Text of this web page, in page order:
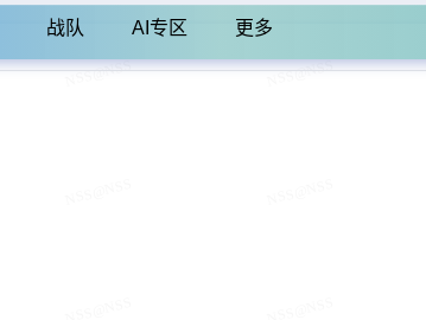
战队 AI专区 更多